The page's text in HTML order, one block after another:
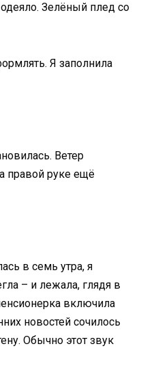
Зелёный плед со
Я заполнила
Ветер
правой руке ещё
в семь утра, я
– и лежала, глядя в
включила
новостей сочилось
Обычно этот звук